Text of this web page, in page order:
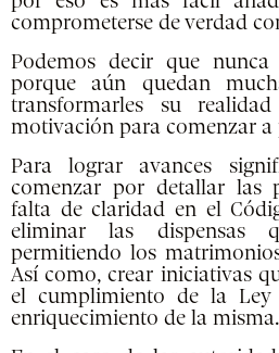
comprometerse de verdad
Podemos decir que
porque aún quedan
transformarles su
motivación para comenzar a
Para lograr avances
comenzar por detallar las
falta de claridad en el
eliminar las dispensas
permitiendo los
Así como, crear iniciativas
el cumplimiento de la
enriquecimiento de la misma.